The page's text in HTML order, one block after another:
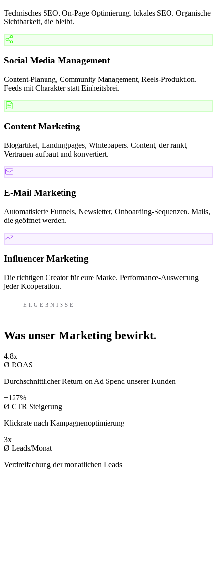
Technisches SEO, On-Page Optimierung, lokales SEO. Organische
Sichtbarkeit, die bleibt.
Social Media Management
Content-Planung, Community Management, Reels-Produktion.
Feeds mit Charakter statt Einheitsbrei.
Content Marketing
Blogartikel, Landingpages, Whitepapers. Content, der rankt,
Vertrauen aufbaut und konvertiert.
E-Mail Marketing
Automatisierte Funnels, Newsletter, Onboarding-Sequenzen. Mails,
die geöffnet werden.
Influencer Marketing
Die richtigen Creator für eure Marke. Performance-Auswertung
jeder Kooperation.
ERGEBNISSE
Was unser Marketing bewirkt.
4.8x
Ø ROAS
Durchschnittlicher Return on Ad Spend unserer Kunden
+127%
Ø CTR Steigerung
Klickrate nach Kampagnenoptimierung
3x
Ø Leads/Monat
Verdreifachung der monatlichen Leads